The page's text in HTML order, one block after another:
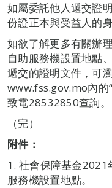
如屬委託他人遞交證
份證正本與受益人的
如欲了解更多有關辦
自助服務機設置地點
遞交的證明文件，可
www.fss.gov.mo內的
致電28532850查詢。
（完）
附件 ：
1. 社會保障基金2021
服務機設置地點。